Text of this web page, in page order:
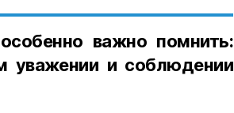
важно помнить:
уважении и соблюдении